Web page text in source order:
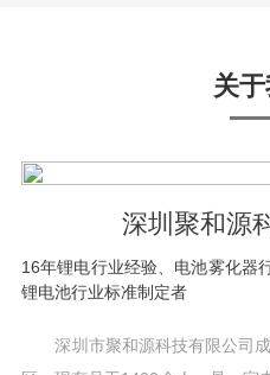
关
深圳聚和源
16年锂电行业经验、电池雾化器
锂电池行业标准制定者
深圳市聚和源科技有限公司成